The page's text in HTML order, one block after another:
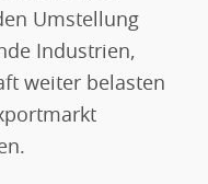
Umstellung
Industrien,
weiter belasten